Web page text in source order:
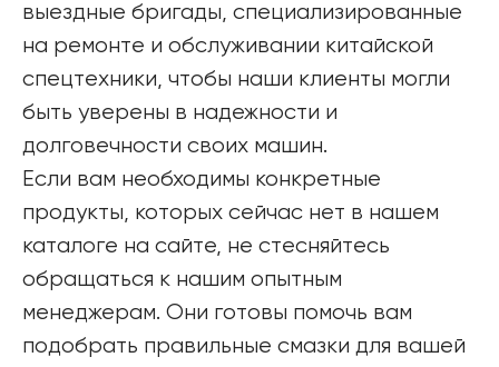
выездные бригады, специализированные
на ремонте и обслуживании китайской
спецтехники, чтобы наши клиенты могли
быть уверены в надежности и
долговечности своих машин.
Если вам необходимы конкретные
продукты, которых сейчас нет в нашем
каталоге на сайте, не стесняйтесь
обращаться к нашим опытным
менеджерам. Они готовы помочь вам
подобрать правильные смазки для вашей